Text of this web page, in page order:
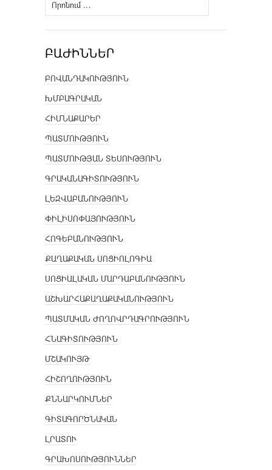
ԲԱԺԻՆՆԵՐ
ԲՈՎԱՆԴԱԿՈՒԹՅՈՒՆ
ԽՄԲԱԳՐԱԿԱՆ
ՀԻՄՆԱՔԱՐԵՐ
ՊԱՏՄՈՒԹՅՈՒՆ
ՊԱՏՄՈՒԹՅԱՆ ՏԵՍՈՒԹՅՈՒՆ
ԳՐԱԿԱՆԱԳԻՏՈՒԹՅՈՒՆ
ԼԵԶՎԱԲԱՆՈՒԹՅՈՒՆ
ՓԻԼԻՍՈՓԱՅՈՒԹՅՈՒՆ
ՀՈԳԵԲԱՆՈՒԹՅՈՒՆ
ՔԱՂԱՔԱԿԱՆ ՍՈՑԻՈԼՈԳԻԱ
ՍՈՑԻԱԼԱԿԱՆ ՄԱՐԴԱԲԱՆՈՒԹՅՈՒՆ
ԱՇԽԱՐՀԱՔԱՂԱՔԱԿԱՆՈՒԹՅՈՒՆ
ՊԱՏՄԱԿԱՆ ԺՈՂՈՎՐԴԱԳՐՈՒԹՅՈՒՆ
ՀՆԱԳԻՏՈՒԹՅՈՒՆ
ՄՇԱԿՈՒՅԹ
ՀԻՇՈՂՈՒԹՅՈՒՆ
ՔՆՆԱՐԿՈՒՄՆԵՐ
ԳԻՏԱԳՈՐԾՆԱԿԱՆ
ԼՐԱՏՈՒ
ԳՐԱԽՈՍՈՒԹՅՈՒՆՆԵՐ